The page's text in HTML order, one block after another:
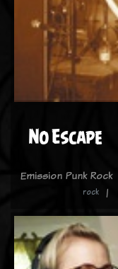
No Escape
Emission Punk Rock
rock